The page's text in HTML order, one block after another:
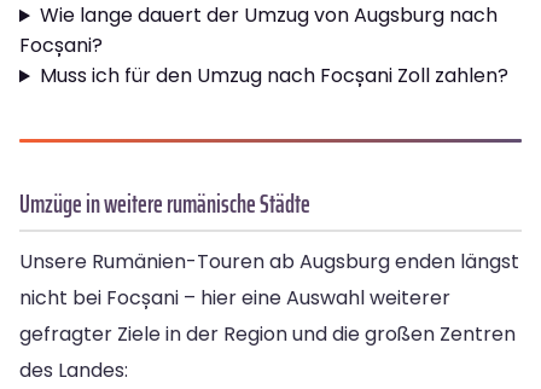
Wie lange dauert der Umzug von Augsburg nach
Focșani?
Muss ich für den Umzug nach Focșani Zoll zahlen?
Umzüge in weitere rumänische Städte
Unsere Rumänien-Touren ab Augsburg enden längst
nicht bei Focșani – hier eine Auswahl weiterer
gefragter Ziele in der Region und die großen Zentren
des Landes: